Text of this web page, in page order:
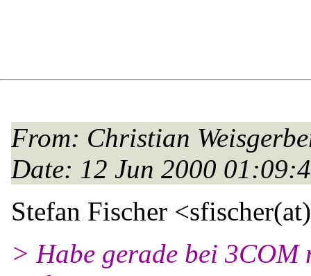
From: Christian
Date: 12 Jun 2000
Stefan Fischer
> Habe gerade bei 3COM